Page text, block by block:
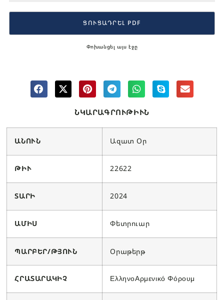
ՆԿԱՐԱԳՐՈՒԹԻՒՆ
ԱՆՈՒՆ Ազատ Օր
ԹԻՒ 22622
ՏԱՐԻ 2024
ԱՄԻՍ Փետրուար
ՊԱՐԲԵՐ/ԹՅՈՒՆ Օրաթերթ
ՀՐԱՏԱՐԱԿԻՉ ΕλληνοΑρμενικό Φόρουμ
Փոխանցել այս էջը
ՑՈՒՑԱԴՐԵԼ PDF